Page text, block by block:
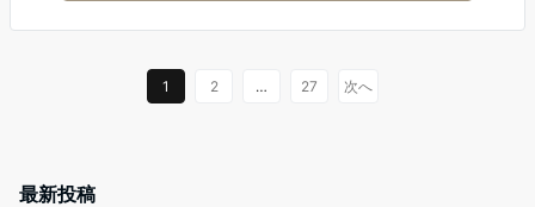
1 2 … 27 次へ
最新投稿